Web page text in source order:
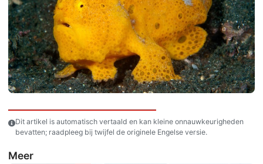
Dit artikel is automatisch vertaald en kan kleine onnauwkeurigheden
bevatten; raadpleeg bij twijfel de originele Engelse versie.
Meer